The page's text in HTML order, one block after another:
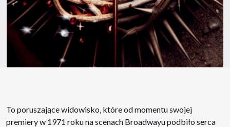
To poruszające widowisko, które od momentu swojej
premiery w 1971 roku na scenach Broadwayu podbiło serca